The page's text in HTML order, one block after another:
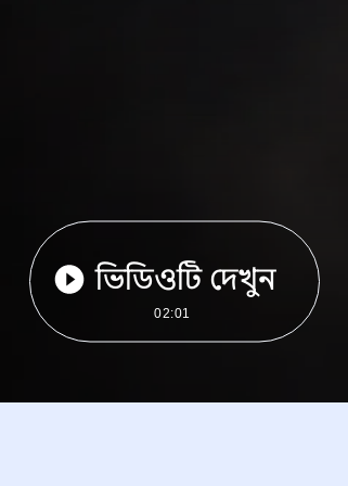
ভিডিওটি দেখুন
02:01